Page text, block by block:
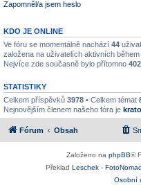
Zapomněl/a jsem heslo
KDO JE ONLINE
Ve fóru se momentálně nachází 44
založena na uživatelích aktivních
Nejvíce zde současně bylo přítomno
STATISTIKY
Celkem příspěvků 3978 • Celkem témat
Nejnovějším členem našeho fóra je
Fórum Obsah
Založeno na phpBB®
Překlad Leschek -
Osobní